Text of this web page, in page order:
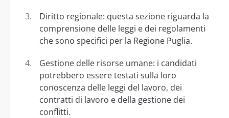
Diritto regionale: questa sezione riguarda la
comprensione delle leggi e dei regolamenti
che sono specifici per la Regione Puglia.
Gestione delle risorse umane: i candidati
potrebbero essere testati sulla loro
conoscenza delle leggi del lavoro, dei
contratti di lavoro e della gestione dei
conflitti.